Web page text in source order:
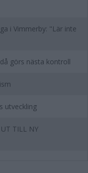
i Vimmerby: "Lär inte
görs nästa kontroll
utveckling
TILL NY